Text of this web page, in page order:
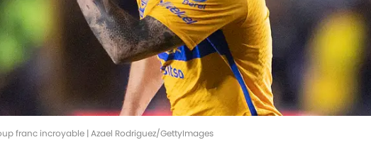
franc incroyable | Azael Rodriguez/GettyImages